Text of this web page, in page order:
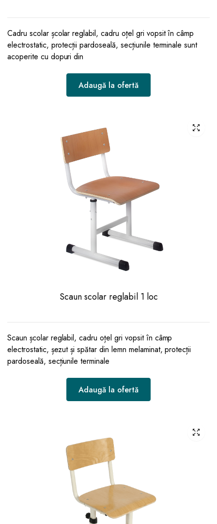
Cadru scolar școlar reglabil, cadru oțel gri vopsit în câmp
electrostatic, protecții pardoseală, secțiunile terminale sunt
acoperite cu dopuri din
Adaugă la ofertă
Scaun scolar reglabil 1 loc
Scaun școlar reglabil, cadru oțel gri vopsit în câmp
electrostatic, șezut și spătar din lemn melaminat, protecții
pardoseală, secțiunile terminale
Adaugă la ofertă